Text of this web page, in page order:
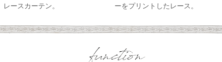
レースカーテン。
ーをプリントしたレース。